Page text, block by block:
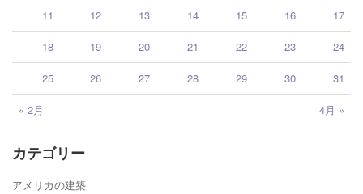
« 2月 4月 »
11 12 13 14 15 16 17
18 19 20 21 22 23 24
25 26 27 28 29 30 31
カテゴリー
アメリカの建築